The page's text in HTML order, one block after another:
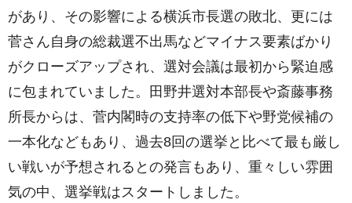
があり、その影響による横浜市長選の敗北、更には
菅さん自身の総裁選不出馬などマイナス要素ばかり
がクローズアップされ、選対会議は最初から緊迫感
に包まれていました。田野井選対本部長や斎藤事務
所長からは、菅内閣時の支持率の低下や野党候補の
一本化などもあり、過去8回の選挙と比べて最も厳し
い戦いが予想されるとの発言もあり、重々しい雰囲
気の中、選挙戦はスタートしました。